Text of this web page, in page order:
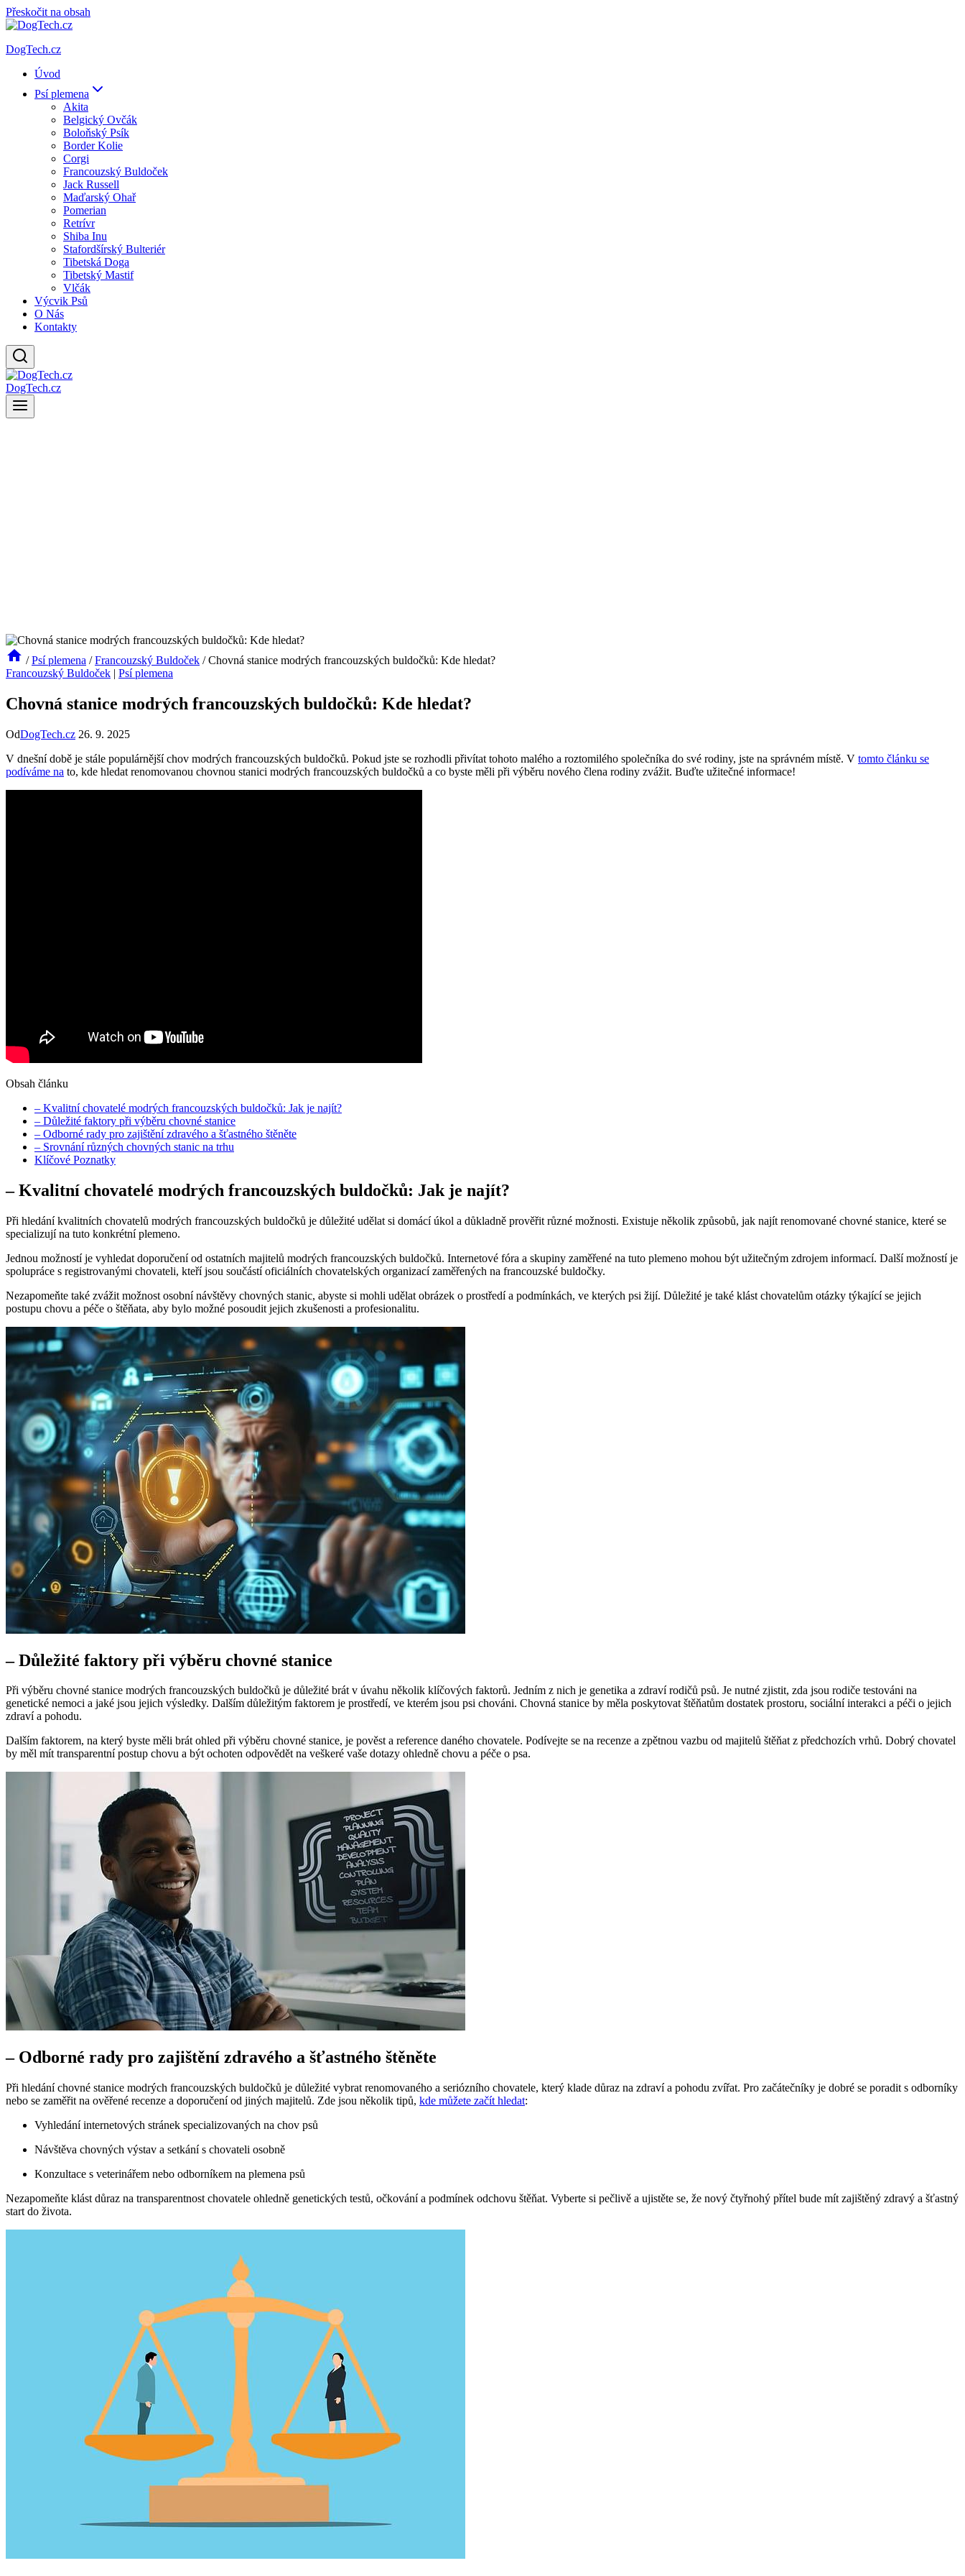
Přeskočit na obsah
DogTech.cz
Úvod
Psí plemena
Akita
Belgický Ovčák
Boloňský Psík
Border Kolie
Corgi
Francouzský Buldoček
Jack Russell
Maďarský Ohař
Pomerian
Retrívr
Shiba Inu
Stafordšírský Bulteriér
Tibetská Doga
Tibetský Mastif
Vlčák
Výcvik Psů
O Nás
Kontakty
DogTech.cz
/ Psí plemena / Francouzský Buldoček / Chovná stanice modrých francouzských buldočků: Kde hledat?
Francouzský Buldoček | Psí plemena
Chovná stanice modrých francouzských buldočků: Kde hledat?
OdDogTech.cz 26. 9. 2025
V dnešní době je stále populárnější chov modrých francouzských buldočků. Pokud jste se rozhodli přivítat tohoto malého a roztomilého společníka do své rodiny, jste na správném místě. V tomto článku se
podíváme na to, kde hledat renomovanou chovnou stanici modrých francouzských buldočků a co byste měli při výběru nového člena rodiny zvážit. Buďte užitečné informace!
Obsah článku
– Kvalitní chovatelé modrých francouzských buldočků: Jak je najít?
– Důležité faktory při výběru chovné stanice
– Odborné rady pro zajištění zdravého a šťastného štěněte
– Srovnání různých chovných stanic na trhu
Klíčové Poznatky
– Kvalitní chovatelé modrých francouzských buldočků: Jak je najít?
Při hledání kvalitních chovatelů modrých francouzských buldočků je důležité udělat si domácí úkol a důkladně prověřit různé možnosti. Existuje několik způsobů, jak najít renomované chovné stanice, které se
specializují na tuto konkrétní plemeno.
Jednou možností je vyhledat doporučení od ostatních majitelů modrých francouzských buldočků. Internetové fóra a skupiny zaměřené na tuto plemeno mohou být užitečným zdrojem informací. Další možností je
spolupráce s registrovanými chovateli, kteří jsou součástí oficiálních chovatelských organizací zaměřených na francouzské buldočky.
Nezapomeňte také zvážit možnost osobní návštěvy chovných stanic, abyste si mohli udělat obrázek o prostředí a podmínkách, ve kterých psi žijí. Důležité je také klást chovatelům otázky týkající se jejich
postupu chovu a péče o štěňata, aby bylo možné posoudit jejich zkušenosti a profesionalitu.
– Důležité faktory při výběru chovné stanice
Při výběru chovné stanice modrých francouzských buldočků je důležité brát v úvahu několik klíčových faktorů. Jedním z nich je genetika a zdraví rodičů psů. Je nutné zjistit, zda jsou rodiče testováni na
genetické nemoci a jaké jsou jejich výsledky. Dalším důležitým faktorem je prostředí, ve kterém jsou psi chováni. Chovná stanice by měla poskytovat štěňatům dostatek prostoru, sociální interakci a péči o jejich
zdraví a pohodu.
Dalším faktorem, na který byste měli brát ohled při výběru chovné stanice, je pověst a reference daného chovatele. Podívejte se na recenze a zpětnou vazbu od majitelů štěňat z předchozích vrhů. Dobrý chovatel
by měl mít transparentní postup chovu a být ochoten odpovědět na veškeré vaše dotazy ohledně chovu a péče o psa.
– Odborné rady pro zajištění zdravého a šťastného štěněte
Při hledání chovné stanice modrých francouzských buldočků je důležité vybrat renomovaného a seriózního chovatele, který klade důraz na zdraví a pohodu zvířat. Pro začátečníky je dobré se poradit s odborníky
nebo se zaměřit na ověřené recenze a doporučení od jiných majitelů. Zde jsou několik tipů, kde můžete začít hledat:
Vyhledání internetových stránek specializovaných na chov psů
Návštěva chovných výstav a setkání s chovateli osobně
Konzultace s veterinářem nebo odborníkem na plemena psů
Nezapomeňte klást důraz na transparentnost chovatele ohledně genetických testů, očkování a podmínek odchovu štěňat. Vyberte si pečlivě a ujistěte se, že nový čtyřnohý přítel bude mít zajištěný zdravý a šťastný
start do života.